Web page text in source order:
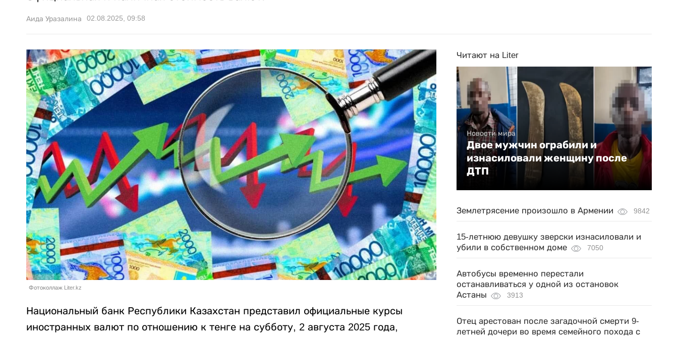
Аида Уразалина 02.08.2025, 09:58
Фотоколлаж Liter.kz
Национальный банк Республики Казахстан представил официальные курсы
иностранных валют по отношению к тенге на субботу, 2 августа 2025 года,
Читают на Liter
Новости мира
Двое мужчин ограбили и
изнасиловали женщину после
ДТП
Землетрясение произошло в Армении 9842
15-летнюю девушку зверски изнасиловали и
убили в собственном доме
7050
Автобусы временно перестали
останавливаться у одной из остановок
Астаны
3913
Отец арестован после загадочной смерти 9-
летней дочери во время семейного похода с